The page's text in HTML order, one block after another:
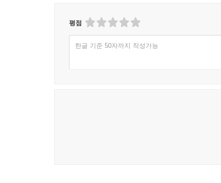
평점
한글 기준 50자까지 작성가능